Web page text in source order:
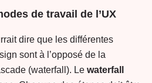
de travail de l’UX
dire que les différentes
sont à l’opposé de la
(waterfall). Le waterfall